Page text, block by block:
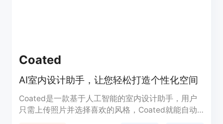
Coated
AI室内设计助手，让您轻松打造个性化空间
Coated是一款基于人工智能的室内设计助手，用户
只需上传照片并选择喜欢的风格，Coated就能自动